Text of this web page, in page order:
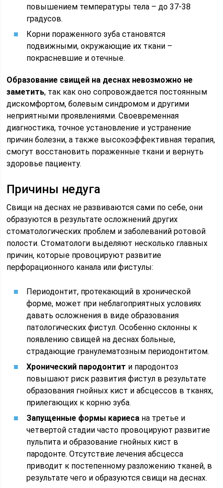
повышением температуры тела – до 37-38
градусов.
Корни пораженного зуба становятся
подвижными, окружающие их ткани –
покрасневшие и отечные.
Образование свищей на деснах невозможно не
заметить, так как оно сопровождается постоянным
дискомфортом, болевым синдромом и другими
неприятными проявлениями. Своевременная
диагностика, точное установление и устранение
причин болезни, а также высокоэффективная терапия,
смогут восстановить пораженные ткани и вернуть
здоровье пациенту.
Причины недуга
Свищи на деснах не развиваются сами по себе, они
образуются в результате осложнений других
стоматологических проблем и заболеваний ротовой
полости. Стоматологи выделяют несколько главных
причин, которые провоцируют развитие
перфорационного канала или фистулы:
Периодонтит, протекающий в хронической
форме, может при неблагоприятных условиях
давать осложнения в виде образования
патологических фистул. Особенно склонны к
появлению свищей на деснах больные,
страдающие гранулематозным периодонтитом.
Хронический пародонтит и пародонтоз
повышают риск развития фистул в результате
образования гнойных кист и абсцессов в тканях,
прилегающих к корню зуба.
Запущенные формы кариеса на третье и
четвертой стадии часто провоцируют развитие
пульпита и образование гнойных кист в
пародонте. Отсутствие лечения абсцесса
приводит к постепенному разложению тканей, в
результате чего и образуются свищи на деснах.